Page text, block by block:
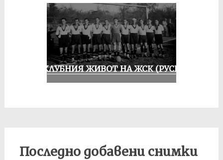
ИЗ КЛУБНИЯ ЖИВОТ НА ЖСК (РУСЕ)
Последно добавени снимки